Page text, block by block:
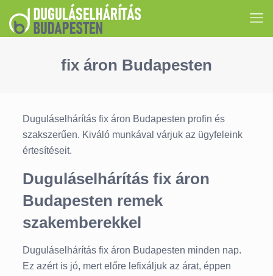
fix áron Budapesten
Duguláselhárítás fix áron Budapesten profin és
szakszerűen. Kiváló munkával várjuk az ügyfeleink
értesítéseit.
Duguláselhárítás fix áron
Budapesten remek
szakemberekkel
Duguláselhárítás fix áron Budapesten minden nap.
Ez azért is jó, mert előre lefixáljuk az árat, éppen